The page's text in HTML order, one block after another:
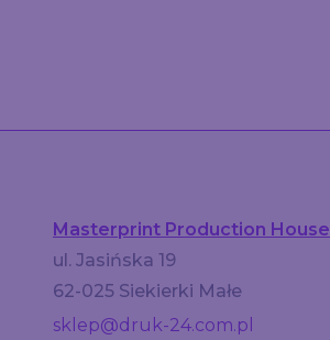
Masterprint Production House
ul. Jasińska 19
62-025 Siekierki Małe
sklep@druk-24.com.pl